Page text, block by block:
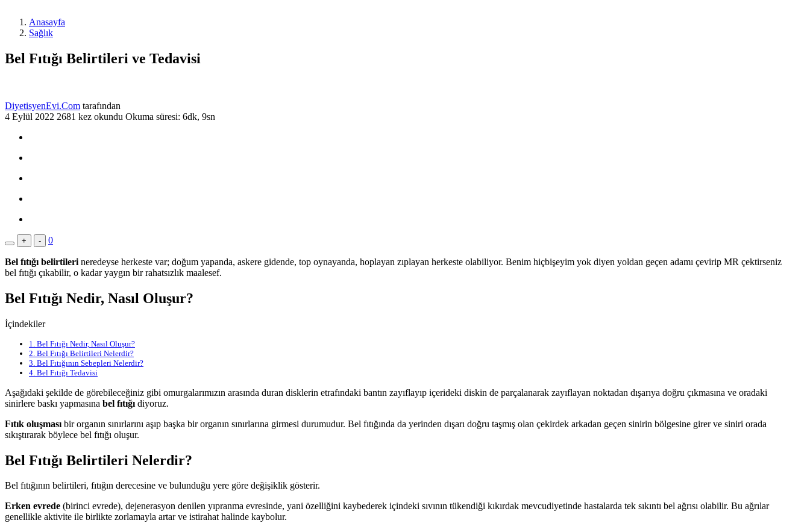
Anasayfa
Sağlık
Bel Fıtığı Belirtileri ve Tedavisi
DiyetisyenEvi.Com tarafından
4 Eylül 2022 2681 kez okundu Okuma süresi: 6dk, 9sn
+ - 0
Bel fıtığı belirtileri neredeyse herkeste var; doğum yapanda, askere gidende, top oynayanda, hoplayan zıplayan herkeste olabiliyor. Benim hiçbişeyim yok diyen yoldan geçen adamı çevirip MR çektirseniz
bel fıtığı çıkabilir, o kadar yaygın bir rahatsızlık maalesef.
Bel Fıtığı Nedir, Nasıl Oluşur?
İçindekiler
1. Bel Fıtığı Nedir, Nasıl Oluşur?
2. Bel Fıtığı Belirtileri Nelerdir?
3. Bel Fıtığının Sebepleri Nelerdir?
4. Bel Fıtığı Tedavisi
Aşağıdaki şekilde de görebileceğiniz gibi omurgalarımızın arasında duran disklerin etrafındaki bantın zayıflayıp içerideki diskin de parçalanarak zayıflayan noktadan dışarıya doğru çıkmasına ve oradaki
sinirlere baskı yapmasına bel fıtığı diyoruz.
Fıtık oluşması bir organın sınırlarını aşıp başka bir organın sınırlarına girmesi durumudur. Bel fıtığında da yerinden dışarı doğru taşmış olan çekirdek arkadan geçen sinirin bölgesine girer ve siniri orada
sıkıştırarak böylece bel fıtığı oluşur.
Bel Fıtığı Belirtileri Nelerdir?
Bel fıtığının belirtileri, fıtığın derecesine ve bulunduğu yere göre değişiklik gösterir.
Erken evrede (birinci evrede), dejenerasyon denilen yıpranma evresinde, yani özelliğini kaybederek içindeki sıvının tükendiği kıkırdak mevcudiyetinde hastalarda tek sıkıntı bel ağrısı olabilir. Bu ağrılar
genellikle aktivite ile birlikte zorlamayla artar ve istirahat halinde kaybolur.